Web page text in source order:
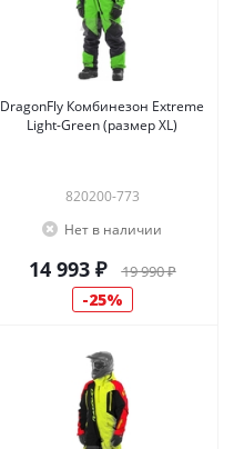
DragonFly Комбинезон Extreme
Light-Green (размер XL)
820200-773
Нет в наличии
14 993 ₽ 19 990 ₽
25%